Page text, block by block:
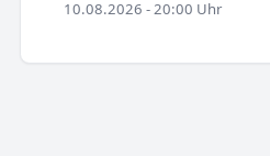
10.08.2026 - 20:00 Uhr